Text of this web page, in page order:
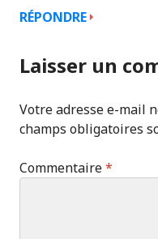
RÉPONDRE
Laisser un
Votre adresse e-mail
champs obligatoires
Commentaire*